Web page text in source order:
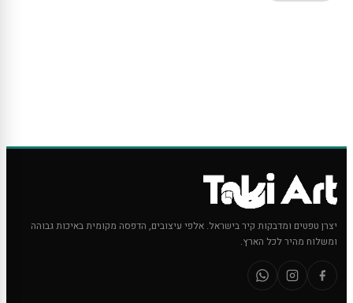
יצרן טפטים ומדבקות קיר בישראל. אלפי עיצובים, הדפסה מקומית באיכות גבוהה
ומשלוח מהיר לכל הארץ.